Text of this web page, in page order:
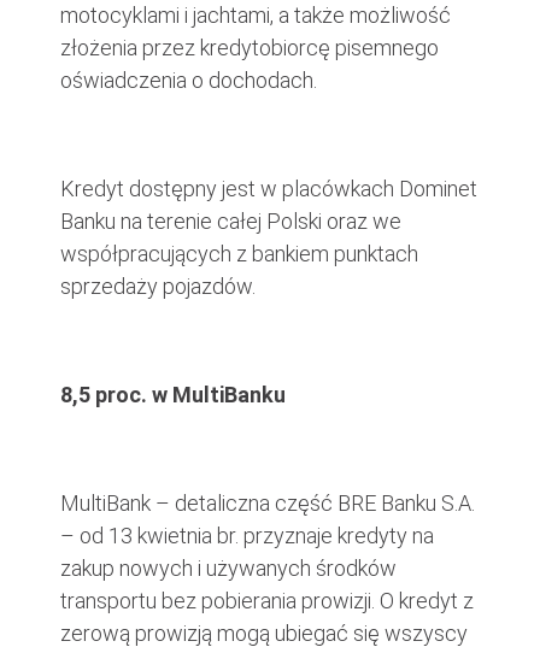
motocyklami i jachtami, a także możliwość
złożenia przez kredytobiorcę pisemnego
oświadczenia o dochodach.
Kredyt dostępny jest w placówkach Dominet
Banku na terenie całej Polski oraz we
współpracujących z bankiem punktach
sprzedaży pojazdów.
8,5 proc. w MultiBanku
MultiBank – detaliczna część BRE Banku S.A.
– od 13 kwietnia br. przyznaje kredyty na
zakup nowych i używanych środków
transportu bez pobierania prowizji. O kredyt z
zerową prowizją mogą ubiegać się wszyscy